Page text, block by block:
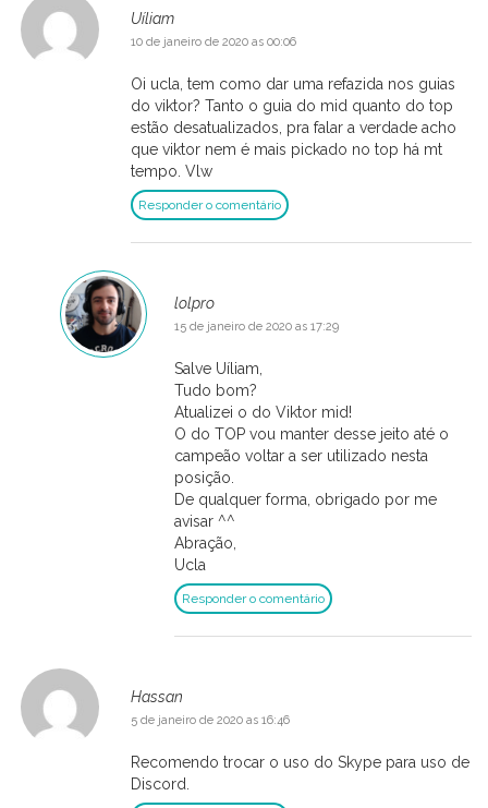
Uíliam
10 de janeiro de 2020 as 00:06
Oi ucla, tem como dar uma refazida nos guias
do viktor? Tanto o guia do mid quanto do top
estão desatualizados, pra falar a verdade acho
que viktor nem é mais pickado no top há mt
tempo. Vlw
Responder o comentário
lolpro
15 de janeiro de 2020 as 17:29
Salve Uíliam,
Tudo bom?
Atualizei o do Viktor mid!
O do TOP vou manter desse jeito até o
campeão voltar a ser utilizado nesta
posição.
De qualquer forma, obrigado por me
avisar ^^
Abração,
Ucla
Responder o comentário
Hassan
5 de janeiro de 2020 as 16:46
Recomendo trocar o uso do Skype para uso de
Discord.